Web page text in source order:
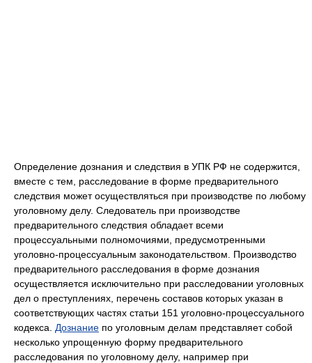
Определение дознания и следствия в УПК РФ не содержится,
вместе с тем, расследование в форме предварительного
следствия может осуществляться при производстве по любому
уголовному делу. Следователь при производстве
предварительного следствия обладает всеми
процессуальными полномочиями, предусмотренными
уголовно-процессуальным законодательством. Производство
предварительного расследования в форме дознания
осуществляется исключительно при расследовании уголовных
дел о преступлениях, перечень составов которых указан в
соответствующих частях статьи 151 уголовно-процессуального
кодекса. Дознание по уголовным делам представляет собой
несколько упрощенную форму предварительного
расследования по уголовному делу, например при